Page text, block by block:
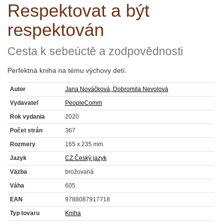
Respektovat a být
respektován
Cesta k sebeúctě a zodpovědnosti
Perfektná kniha na tému výchovy detí.
Autor
Jana Nováčková, Dobromila Nevolová
Vydavateľ
PeopleComm
Rok vydania
2020
Počet strán
367
Rozmery
165 x 235 mm
Jazyk
CZ Český jazyk
Väzba
brožovaná
Váha
605
EAN
9788087917718
Typ tovaru
Kniha